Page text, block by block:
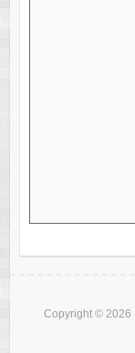
Copyright © 2026